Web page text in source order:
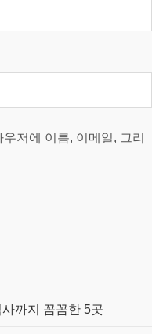
저에 이름, 이메일, 그리
까지 꼼꼼한 5곳